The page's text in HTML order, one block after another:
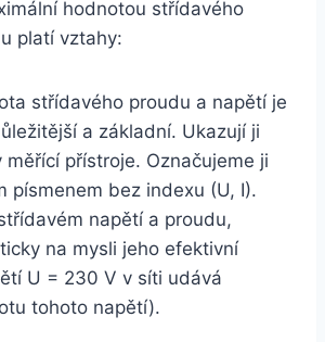
hodnotou střídavého
platí vztahy:
střídavého proudu a napětí je
a základní. Ukazují ji
přístroje. Označujeme ji
písmenem bez indexu (U, I).
napětí a proudu,
na mysli jeho efektivní
U = 230 V v síti udává
tohoto napětí).